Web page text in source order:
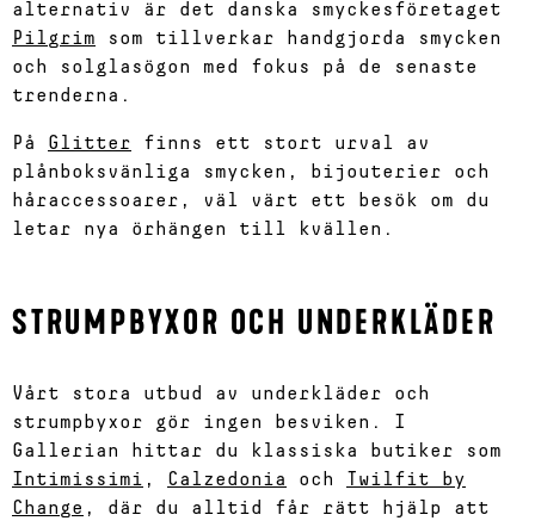
alternativ är det danska smyckesföretaget
Pilgrim som tillverkar handgjorda smycken
och solglasögon med fokus på de senaste
trenderna.
På Glitter finns ett stort urval av
plånboksvänliga smycken, bijouterier och
håraccessoarer, väl värt ett besök om du
letar nya örhängen till kvällen.
STRUMPBYXOR OCH UNDERKLÄDER
Vårt stora utbud av underkläder och
strumpbyxor gör ingen besviken. I
Gallerian hittar du klassiska butiker som
Intimissimi , Calzedonia och
Twilfit by
Change , där du alltid får rätt hjälp att